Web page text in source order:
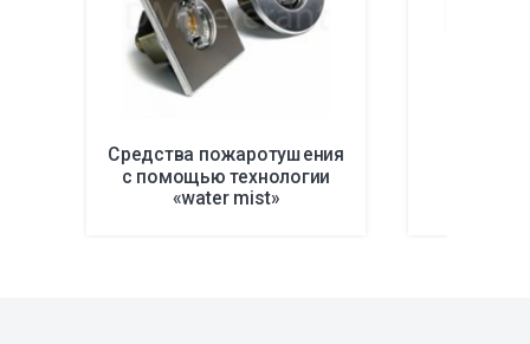
Средства пожаротушения
с помощью технологии
«water mist»